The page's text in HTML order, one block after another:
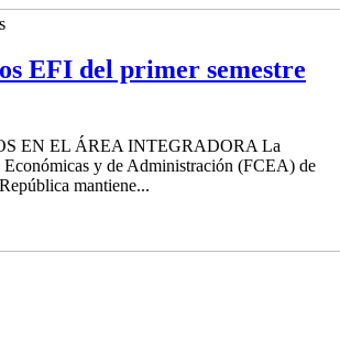
EFI del primer semestre
EN EL ÁREA INTEGRADORA La
Económicas y de Administración (FCEA) de
mantiene...